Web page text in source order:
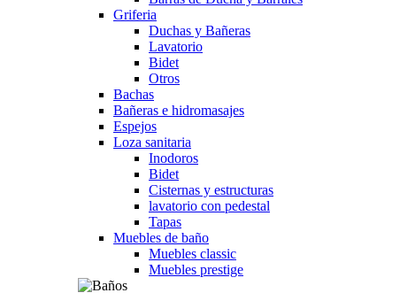
Griferia
Duchas y Bañeras
Lavatorio
Bidet
Otros
Bachas
Bañeras e hidromasajes
Espejos
Loza sanitaria
Inodoros
Bidet
Cisternas y estructuras
lavatorio con pedestal
Tapas
Muebles de baño
Muebles classic
Muebles prestige